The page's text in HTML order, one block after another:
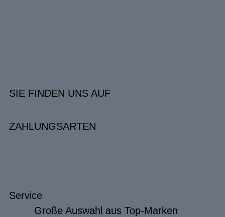
SIE FINDEN UNS AUF
ZAHLUNGSARTEN
Service
Große Auswahl aus Top-Marken